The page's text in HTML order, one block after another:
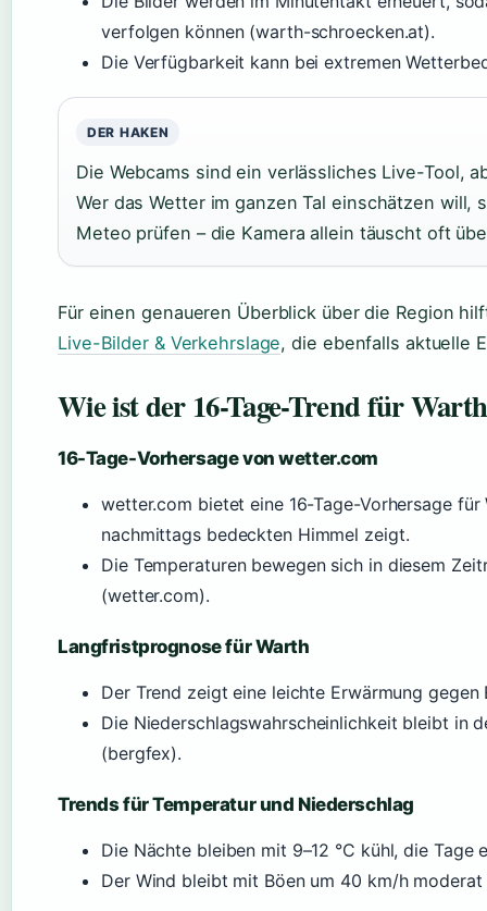
verfolgen können (warth-schroecken.at).
Die Verfügbarkeit kann bei extremen
DER HAKEN
Die Webcams sind ein verlässliches Live-Tool,
Wer das Wetter im ganzen Tal einschätzen will,
Meteo prüfen – die Kamera allein täuscht oft
Für einen genaueren Überblick über die Region
Live-Bilder & Verkehrslage, die ebenfalls aktuelle
Wie ist der 16-Tage-Trend für
16-Tage-Vorhersage von wetter.com
wetter.com bietet eine 16-Tage-Vorhersage
nachmittags bedeckten Himmel zeigt.
Die Temperaturen bewegen sich in diesem
(wetter.com).
Langfristprognose für Warth
Der Trend zeigt eine leichte Erwärmung
Die Niederschlagswahrscheinlichkeit bleibt in
(bergfex).
Trends für Temperatur und Niederschlag
Die Nächte bleiben mit 9–12 °C kühl, die Tage
Der Wind bleibt mit Böen um 40 km/h